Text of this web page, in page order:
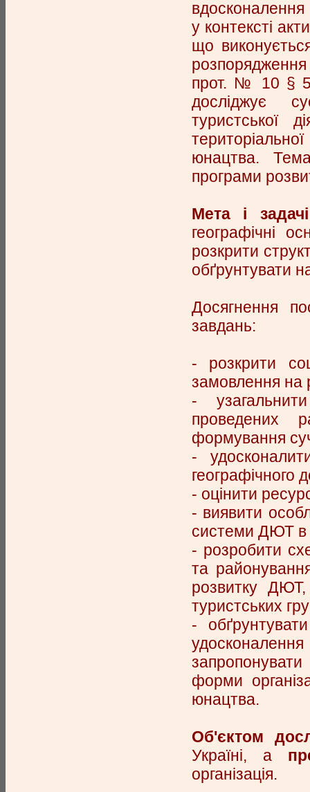
вдосконалення
у контексті
що
прот. № 10 §
досліджує
туристської
юнацтва.
програми
Мета і
географічні
розкрити
обґрунтувати
Досягнення
завдань:
- розкрити
замовлення на
-
проведених
формування
-
географічного
- оцінити
- виявити
системи ДЮТ в
- розробити
та
розвитку
туристських
-
форми
юнацтва.
Об'єктом
Україні, а
організація.